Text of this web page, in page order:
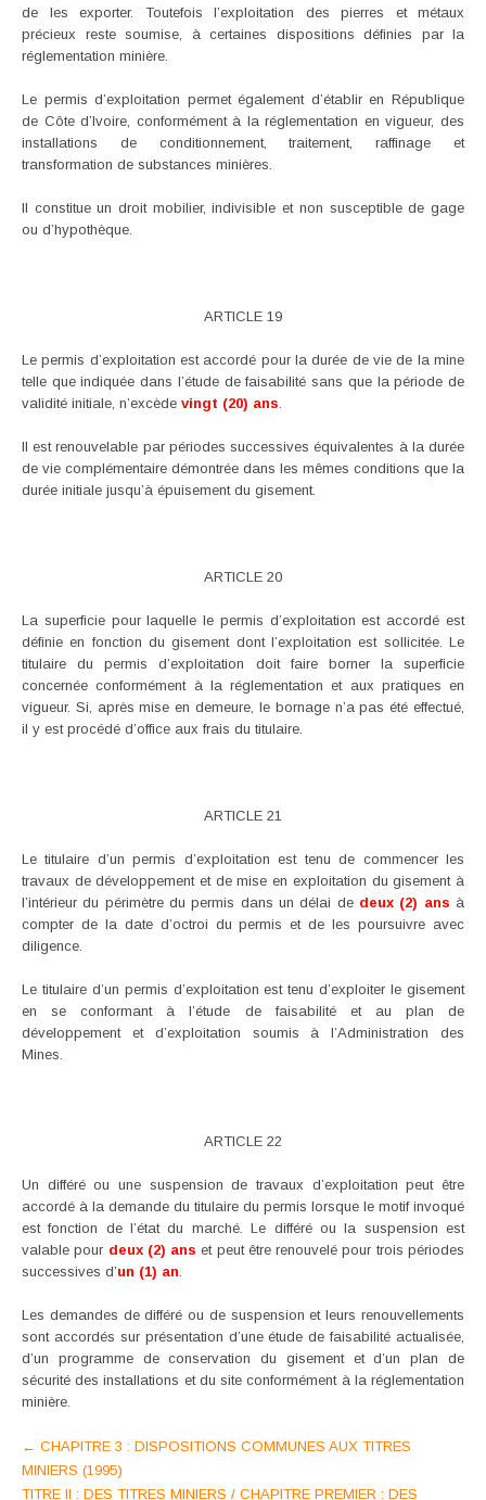
de les exporter. Toutefois l’exploitation des pierres et métaux
précieux reste soumise, à certaines dispositions définies par la
réglementation minière.
Le permis d’exploitation permet également d’établir en République
de Côte d’Ivoire, conformément à la réglementation en vigueur, des
installations de conditionnement, traitement, raffinage et
transformation de substances minières.
Il constitue un droit mobilier, indivisible et non susceptible de gage
ou d’hypothèque.
ARTICLE 19
Le permis d’exploitation est accordé pour la durée de vie de la mine
telle que indiquée dans l’étude de faisabilité sans que la période de
validité initiale, n’excède vingt (20) ans
Il est renouvelable par périodes successives équivalentes à la durée
de vie complémentaire démontrée dans les mêmes conditions que la
durée initiale jusqu’à épuisement du gisement.
ARTICLE 20
La superficie pour laquelle le permis d’exploitation est accordé est
définie en fonction du gisement dont l’exploitation est sollicitée. Le
titulaire du permis d’exploitation doit faire borner la superficie
concernée conformément à la réglementation et aux pratiques en
vigueur. Si, après mise en demeure, le bornage n’a pas été effectué,
il y est procédé d’office aux frais du titulaire.
ARTICLE 21
Le titulaire d’un permis d’exploitation est tenu de commencer les
travaux de développement et de mise en exploitation du gisement à
l’intérieur du périmètre du permis dans un délai de deux (2) ans à
compter de la date d’octroi du permis et de les poursuivre avec
diligence.
Le titulaire d’un permis d’exploitation est tenu d’exploiter le gisement
en se conformant à l’étude de faisabilité et au plan de
développement et d’exploitation soumis à l’Administration des
Mines.
ARTICLE 22
Un différé ou une suspension de travaux d’exploitation peut être
accordé à la demande du titulaire du permis lorsque le motif invoqué
est fonction de l’état du marché. Le différé ou la suspension est
valable pour deux (2) ans et peut être renouvelé pour trois périodes
successives d’un (1) an
Les demandes de différé ou de suspension et leurs renouvellements
sont accordés sur présentation d’une étude de faisabilité actualisée,
d’un programme de conservation du gisement et d’un plan de
sécurité des installations et du site conformément à la réglementation
minière.
Post
navigation
← CHAPITRE 3 : DISPOSITIONS COMMUNES AUX TITRES
MINIERS (1995)
TITRE II : DES TITRES MINIERS / CHAPITRE PREMIER : DES